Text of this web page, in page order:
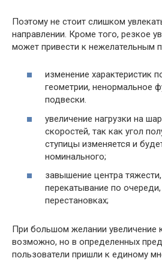
Поэтому не стоит слишком
направлении. Кроме того, резкое
может привести к нежелательным
изменение характеристик
геометрии, ненормальное
подвески.
увеличение нагрузки на
скоростей, так как угол
ступицы изменяется и
номинального;
завышение центра
перекатывание по
перестановках;
При большом желании увеличение
возможно, но в определенных
пользователи пришли к единому